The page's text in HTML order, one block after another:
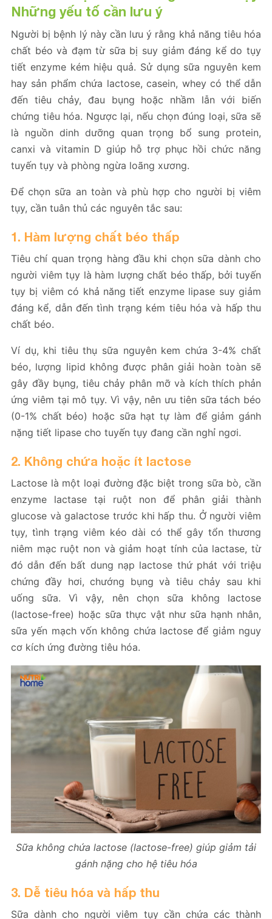
Những yếu tố cần lưu ý
Người bị bệnh lý này cần lưu ý rằng khả năng tiêu hóa
chất béo và đạm từ sữa bị suy giảm đáng kể do tụy
tiết enzyme kém hiệu quả. Sử dụng sữa nguyên kem
hay sản phẩm chứa lactose, casein, whey có thể dẫn
đến tiêu chảy, đau bụng hoặc nhầm lẫn với biến
chứng tiêu hóa. Ngược lại, nếu chọn đúng loại, sữa sẽ
là nguồn dinh dưỡng quan trọng bổ sung protein,
canxi và vitamin D giúp hỗ trợ phục hồi chức năng
tuyến tụy và phòng ngừa loãng xương.
Để chọn sữa an toàn và phù hợp cho người bị viêm
tụy, cần tuân thủ các nguyên tắc sau:
1. Hàm lượng chất béo thấp
Tiêu chí quan trọng hàng đầu khi chọn sữa dành cho
người viêm tụy là hàm lượng chất béo thấp, bởi tuyến
tụy bị viêm có khả năng tiết enzyme lipase suy giảm
đáng kể, dẫn đến tình trạng kém tiêu hóa và hấp thu
chất béo.
Ví dụ, khi tiêu thụ sữa nguyên kem chứa 3-4% chất
béo, lượng lipid không được phân giải hoàn toàn sẽ
gây đầy bụng, tiêu chảy phân mỡ và kích thích phản
ứng viêm tại mô tụy. Vì vậy, nên ưu tiên sữa tách béo
(0-1% chất béo) hoặc sữa hạt tự làm để giảm gánh
nặng tiết lipase cho tuyến tụy đang cần nghỉ ngơi.
2. Không chứa hoặc ít lactose
Lactose là một loại đường đặc biệt trong sữa bò, cần
enzyme lactase tại ruột non để phân giải thành
glucose và galactose trước khi hấp thu. Ở người viêm
tụy, tình trạng viêm kéo dài có thể gây tổn thương
niêm mạc ruột non và giảm hoạt tính của lactase, từ
đó dẫn đến bất dung nạp lactose thứ phát với triệu
chứng đầy hơi, chướng bụng và tiêu chảy sau khi
uống sữa. Vì vậy, nên chọn sữa không lactose
(lactose-free) hoặc sữa thực vật như sữa hạnh nhân,
sữa yến mạch vốn không chứa lactose để giảm nguy
cơ kích ứng đường tiêu hóa.
Sữa không chứa lactose (lactose-free) giúp giảm tải
gánh nặng cho hệ tiêu hóa
3. Dễ tiêu hóa và hấp thu
Sữa dành cho người viêm tụy cần chứa các thành